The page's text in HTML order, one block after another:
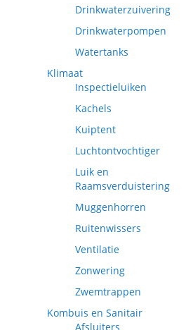
Drinkwaterzuivering
Drinkwaterpompen
Watertanks
Klimaat
Inspectieluiken
Kachels
Kuiptent
Luchtontvochtiger
Luik en
Raamsverduistering
Muggenhorren
Ruitenwissers
Ventilatie
Zonwering
Zwemtrappen
Kombuis en Sanitair
Afsluiters